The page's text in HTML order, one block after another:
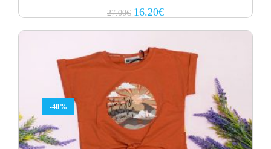
27.00€ Original
price
16.20€Current
price
-40%